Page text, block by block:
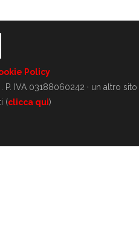
Policy
IVA 03188060242 · un altro sito
(clicca qui)